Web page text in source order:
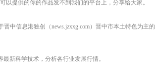
提供的你的作品发不到我们的平台上，分享给大家。
中信息港独创（news.jzxxg.com）晋中市本土特色为主的
新科学技术，分析各行业发展行情。